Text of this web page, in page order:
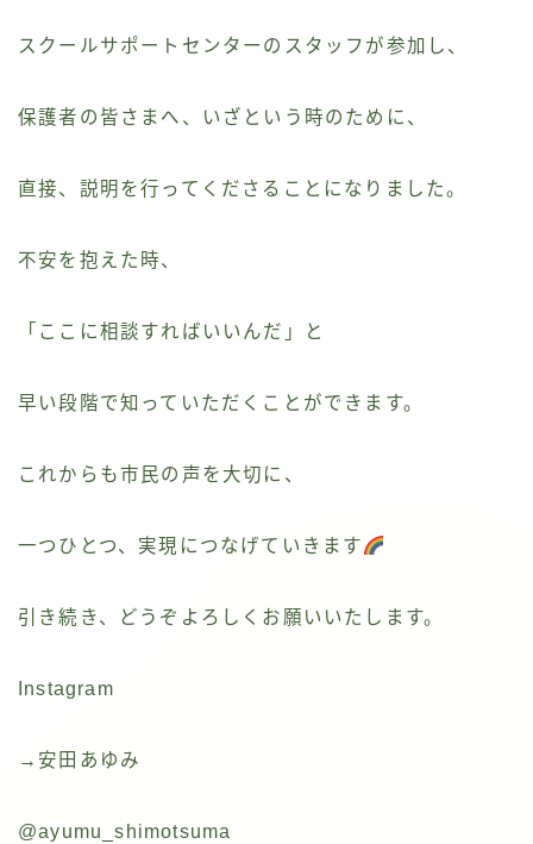
スクールサポートセンターのスタッフが参加し、
保護者の皆さまへ、いざという時のために、
直接、説明を行ってくださることになりました。
不安を抱えた時、
「ここに相談すればいいんだ」と
早い段階で知っていただくことができます。
これからも市民の声を大切に、
一つひとつ、実現につなげていきます
引き続き、どうぞよろしくお願いいたします。
Instagram
→安田あゆみ
@ayumu_shimotsuma